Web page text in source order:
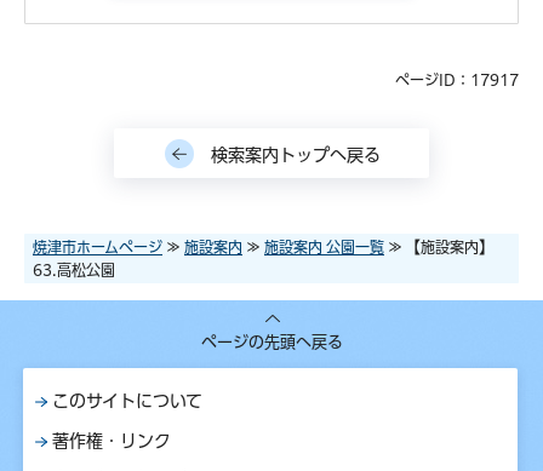
ページID：17917
検索案内トップへ戻る
焼津市ホームページ ≫ 施設案内 ≫ 施設案内 公園一覧 ≫ 【施設案内】
63.高松公園
ページの先頭へ戻る
このサイトについて
著作権・リンク